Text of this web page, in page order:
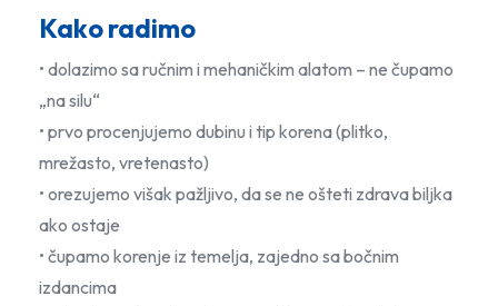
Kako radimo
• dolazimo sa ručnim i mehaničkim alatom – ne čupamo
„na silu“
• prvo procenjujemo dubinu i tip korena (plitko,
mrežasto, vretenasto)
• orezujemo višak pažljivo, da se ne ošteti zdrava biljka
ako ostaje
• čupamo korenje iz temelja, zajedno sa bočnim
izdancima